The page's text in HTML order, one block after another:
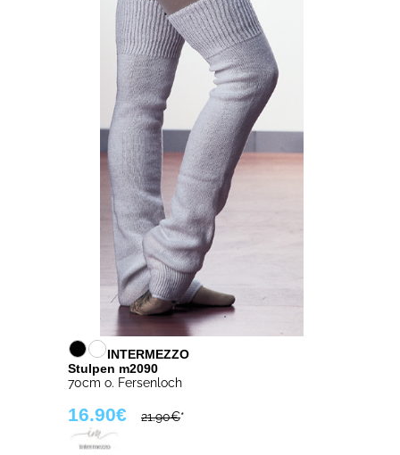
INTERMEZZO
Stulpen m2090
70cm o. Fersenloch
16.90€ 21.90€*